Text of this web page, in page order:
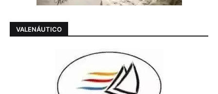
VALENÁUTICO